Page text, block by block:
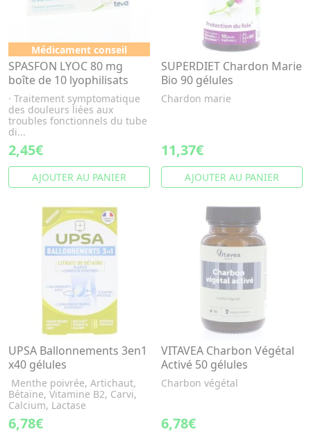
Médicament conseil
SPASFON LYOC 80 mg
boîte de 10 lyophilisats
· Traitement symptomatique
des douleurs liées aux
troubles fonctionnels du tube
di...
2,45€
AJOUTER AU PANIER
SUPERDIET Chardon Marie
Bio 90 gélules
Chardon marie
11,37€
AJOUTER AU PANIER
UPSA Ballonnements 3en1
x40 gélules
Menthe poivrée, Artichaut,
Bétaïne, Vitamine B2, Carvi,
Calcium, Lactase
6,78€
VITAVEA Charbon Végétal
Activé 50 gélules
Charbon végétal
6,78€